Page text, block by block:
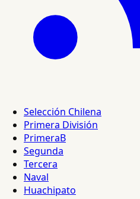
Selección Chilena
Primera División
PrimeraB
Segunda
Tercera
Naval
Huachipato